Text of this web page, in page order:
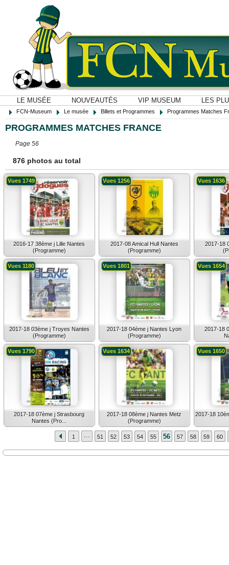
LE MUSÉE NOUVEAUTÉS VIP MUSEUM LES
FCN-Museum Le musée Billets et Programmes Programmes Matches
PROGRAMMES MATCHES FRANCE
Page 56
876 photos au total
2016-17 38ème j Lille Nantes
(Programme)
Vues 1749
2017-08 Amical Hull Nantes
(Programme)
Vues 1256
2017-18
Vues 1636
2017-18 03ème j Troyes Nantes
(Programme)
Vues 1180
2017-18 04ème j Nantes Lyon
(Programme)
Vues 1801
2017-18
Vues 1654
2017-18 07ème j Strasbourg
Nantes (Pro...
Vues 1790
2017-18 08ème j Nantes Metz
(Programme)
Vues 1634
2017-18
Vues 1650
1 ... 51 52 53 54 55 56 57 58 59 60